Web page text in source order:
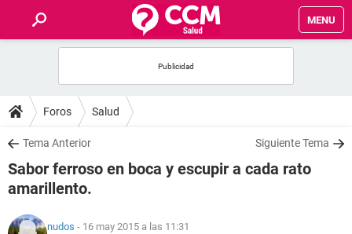
MENU
FOROS
SALUD
FAMILIA
NUTRICIÓN
Foros Salud
Tema Anterior Siguiente Tema
Sabor ferroso en boca y escupir a cada rato
amarillento.
nudos - 16 may 2015 a las 11:31